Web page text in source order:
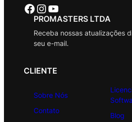
Facebook Instagram Youtube
PROMASTERS LTDA
Receba nossas atualizações
seu e-mail.
CLIENTE
Sobre Nós
Contato
Blog